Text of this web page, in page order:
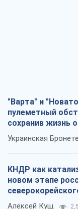
"Варта" и
пулеметный
сохранив жизнь
Украинская
КНДР как
новом этапе
Алексей Кущ